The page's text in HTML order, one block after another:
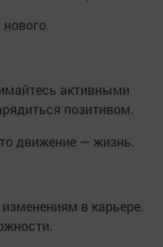
активными
позитивом.
движение — жизнь.
в карьере.